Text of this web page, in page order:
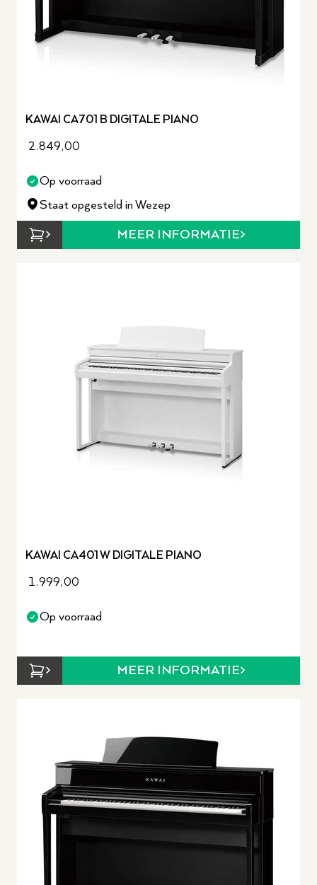
KAWAI CA701 B DIGITALE PIANO
2.849,00
Op voorraad
Staat opgesteld in Wezep
MEER INFORMATIE
KAWAI CA401 W DIGITALE PIANO
1.999,00
Op voorraad
MEER INFORMATIE